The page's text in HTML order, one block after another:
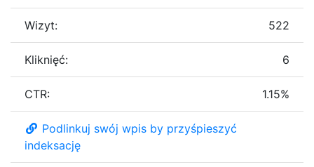
Wizyt: 522
Kliknięć: 6
CTR: 1.15%
Podlinkuj swój wpis by przyśpieszyć
indeksację